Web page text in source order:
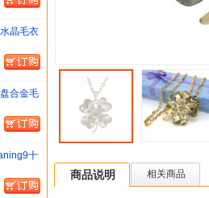
晶毛衣
合金毛
星]
十
链毛衣
商品说明 相关商品